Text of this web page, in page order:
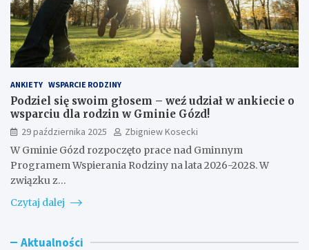
ANKIETY WSPARCIE RODZINY
Podziel się swoim głosem – weź udział w ankiecie o
wsparciu dla rodzin w Gminie Gózd!
29 października 2025
Zbigniew Kosecki
W Gminie Gózd rozpoczęto prace nad Gminnym
Programem Wspierania Rodziny na lata 2026-2028. W
związku z…
Czytaj dalej
Aktualności